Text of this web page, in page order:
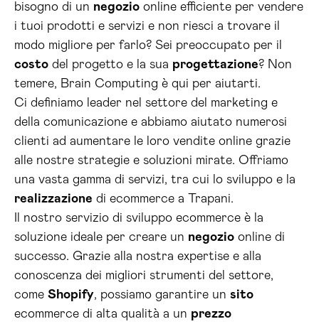
bisogno di un negozio online efficiente per vendere
i tuoi prodotti e servizi e non riesci a trovare il
modo migliore per farlo? Sei preoccupato per il
costo del progetto e la sua progettazione? Non
temere, Brain Computing è qui per aiutarti.
Ci definiamo leader nel settore del marketing e
della comunicazione e abbiamo aiutato numerosi
clienti ad aumentare le loro vendite online grazie
alle nostre strategie e soluzioni mirate. Offriamo
una vasta gamma di servizi, tra cui lo sviluppo e la
realizzazione di ecommerce a Trapani.
Il nostro servizio di sviluppo ecommerce è la
soluzione ideale per creare un negozio online di
successo. Grazie alla nostra expertise e alla
conoscenza dei migliori strumenti del settore,
come Shopify, possiamo garantire un sito
ecommerce di alta qualità a un prezzo